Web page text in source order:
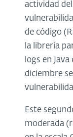
actividad
de código
la librería
logs en
diciembre
Este
moderada